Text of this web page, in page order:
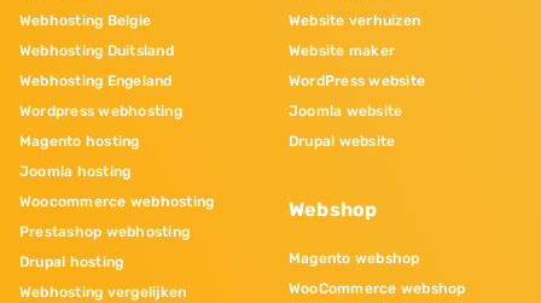
Webhosting Belgie
Webhosting Duitsland
Webhosting Engeland
Wordpress webhosting
Magento hosting
Joomla hosting
Woocommerce webhosting
Prestashop webhosting
Drupal hosting
Webhosting vergelijken
Website verhuizen
Website maker
WordPress website
Joomla website
Drupal website
Webshop
Magento webshop
WooCommerce webshop